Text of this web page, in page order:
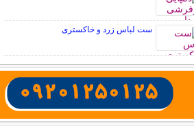
ست لباس زرد و خاکستری